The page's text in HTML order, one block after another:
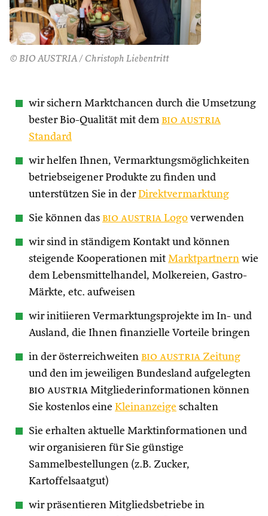
© BIO AUSTRIA / Christoph Liebentritt
wir sichern Marktchancen durch die Umsetzung
bester Bio-Qualität mit dem bio austria
Standard
wir helfen Ihnen, Vermarktungsmöglichkeiten
betriebseigener Produkte zu finden und
unterstützen Sie in derDirektvermarktung
Sie können das bio austria Logo verwenden
wir sind in ständigem Kontakt und können
steigende Kooperationen mit Marktpartnern wie
dem Lebensmittelhandel, Molkereien, Gastro-
Märkte, etc. aufweisen
wir initiieren Vermarktungsprojekte im In- und
Ausland, die Ihnen finanzielle Vorteile bringen
in der österreichweiten bio austria Zeitung
und den im jeweiligen Bundesland aufgelegten
bio austria Mitgliederinformationen können
Sie kostenlos eine Kleinanzeige schalten
Sie erhalten aktuelle Marktinformationen und
wir organisieren für Sie günstige
Sammelbestellungen (z.B. Zucker,
Kartoffelsaatgut)
wir präsentieren Mitgliedsbetriebe in